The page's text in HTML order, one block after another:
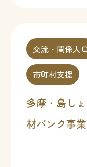
交流・関係人
市町村支援
多摩・島し
材バンク事業